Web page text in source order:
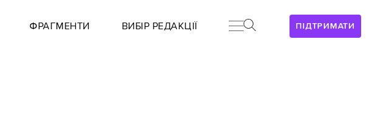
ПІДТРИМАТИ
ФРАГМЕНТИ ВИБІР РЕДАКЦІЇ